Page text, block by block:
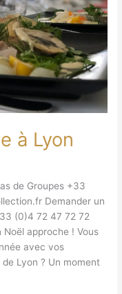
à Lyon
de Groupes +33
Demander un
(0)4 72 47 72 72
Noël approche ! Vous
avec vos
Lyon ? Un moment